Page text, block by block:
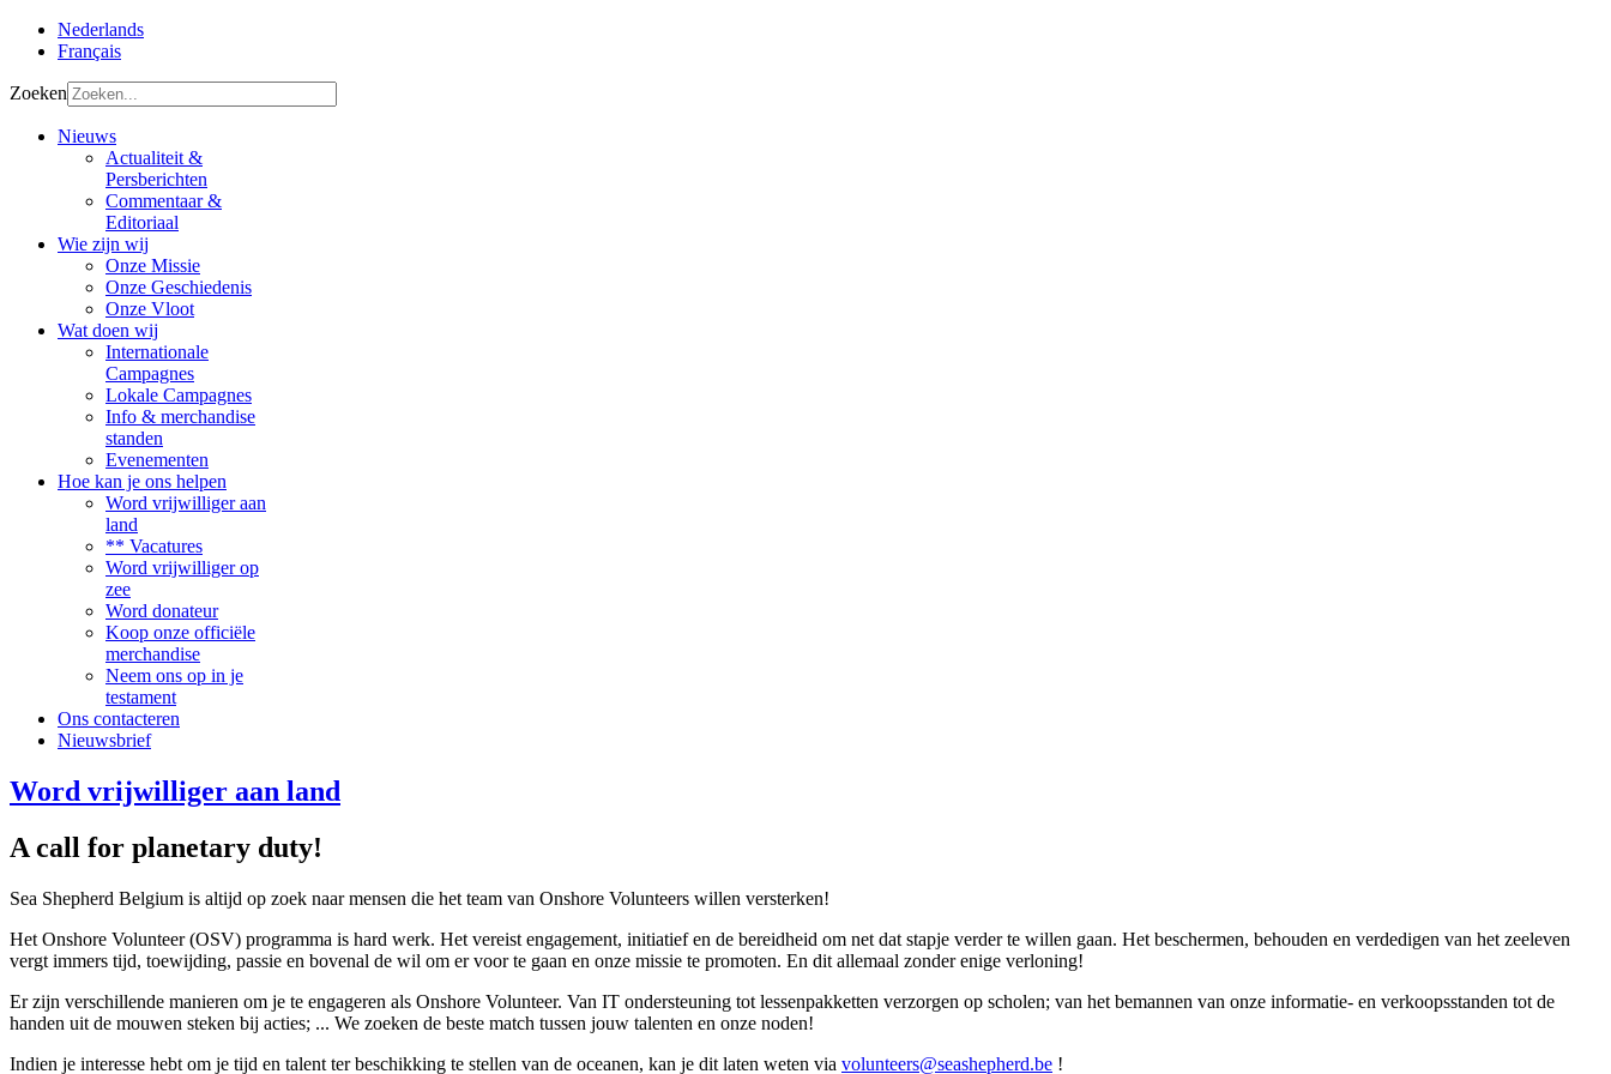
Nederlands
Français
Zoeken
Nieuws
Actualiteit &
Persberichten
Commentaar &
Editoriaal
Wie zijn wij
Onze Missie
Onze Geschiedenis
Onze Vloot
Wat doen wij
Internationale
Campagnes
Lokale Campagnes
Info & merchandise
standen
Evenementen
Hoe kan je ons helpen
Word vrijwilliger aan
land
** Vacatures
Word vrijwilliger op
zee
Word donateur
Koop onze officiële
merchandise
Neem ons op in je
testament
Ons contacteren
Nieuwsbrief
Word vrijwilliger aan land
A call for planetary duty!
Sea Shepherd Belgium is altijd op zoek naar mensen die het team van Onshore Volunteers willen versterken!
Het Onshore Volunteer (OSV) programma is hard werk. Het vereist engagement, initiatief en de bereidheid om net dat stapje verder te willen gaan. Het beschermen, behouden en verdedigen van het zeeleven
vergt immers tijd, toewijding, passie en bovenal de wil om er voor te gaan en onze missie te promoten. En dit allemaal zonder enige verloning!
Er zijn verschillende manieren om je te engageren als Onshore Volunteer. Van IT ondersteuning tot lessenpakketten verzorgen op scholen; van het bemannen van onze informatie- en verkoopsstanden tot de
handen uit de mouwen steken bij acties; ... We zoeken de beste match tussen jouw talenten en onze noden!
Indien je interesse hebt om je tijd en talent ter beschikking te stellen van de oceanen, kan je dit laten weten via volunteers@seashepherd.be !